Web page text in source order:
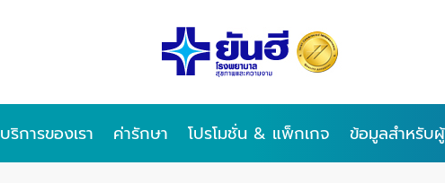
บริการของเรา ค่ารักษา โปรโมชั่น & แพ็กเกจ ข้อมูลสำหรับ